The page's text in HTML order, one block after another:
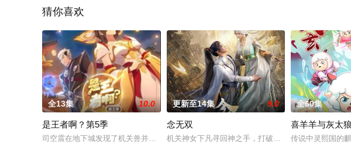
猜你喜欢
全13集 10.0
是王者啊？第5季
司空震在地下城发现了机关兽并私下研究，武则天发现端倪并派上官婉儿私下调查，而尧天
更新至14集 9.0
念无双
机关神女下凡寻回神之手，打破规则逆天改命历经绝
全60集
喜羊羊与灰太
传说中灵熙国的